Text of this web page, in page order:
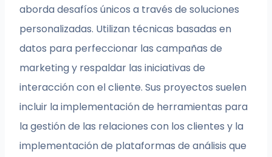
aborda desafíos únicos a través de soluciones
personalizadas. Utilizan técnicas basadas en
datos para perfeccionar las campañas de
marketing y respaldar las iniciativas de
interacción con el cliente. Sus proyectos suelen
incluir la implementación de herramientas para
la gestión de las relaciones con los clientes y la
implementación de plataformas de análisis que